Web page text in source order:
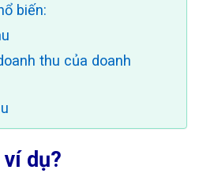
biến:
thu của doanh
dụ?